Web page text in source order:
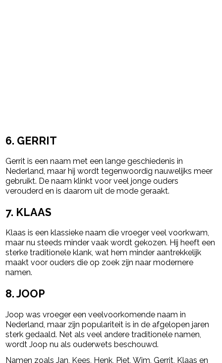
6. GERRIT
Gerrit is een naam met een lange geschiedenis in
Nederland, maar hij wordt tegenwoordig nauwelijks meer
gebruikt. De naam klinkt voor veel jonge ouders
verouderd en is daarom uit de mode geraakt.
7. KLAAS
Klaas is een klassieke naam die vroeger veel voorkwam,
maar nu steeds minder vaak wordt gekozen. Hij heeft een
sterke traditionele klank, wat hem minder aantrekkelijk
maakt voor ouders die op zoek zijn naar modernere
namen.
8. JOOP
Joop was vroeger een veelvoorkomende naam in
Nederland, maar zijn populariteit is in de afgelopen jaren
sterk gedaald. Net als veel andere traditionele namen,
wordt Joop nu als ouderwets beschouwd.
Namen zoals Jan, Kees, Henk, Piet, Wim, Gerrit, Klaas en